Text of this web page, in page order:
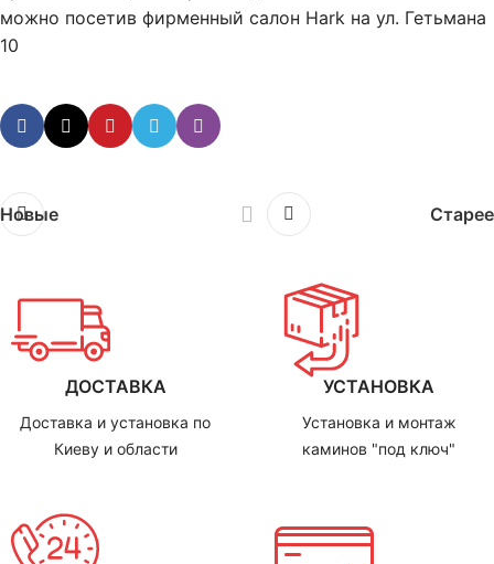
можно посетив фирменный салон Hark на ул. Гетьмана
10
Новые Старее
ДОСТАВКА
Доставка и установка по
Киеву и области
УСТАНОВКА
Установка и монтаж
каминов "под ключ"